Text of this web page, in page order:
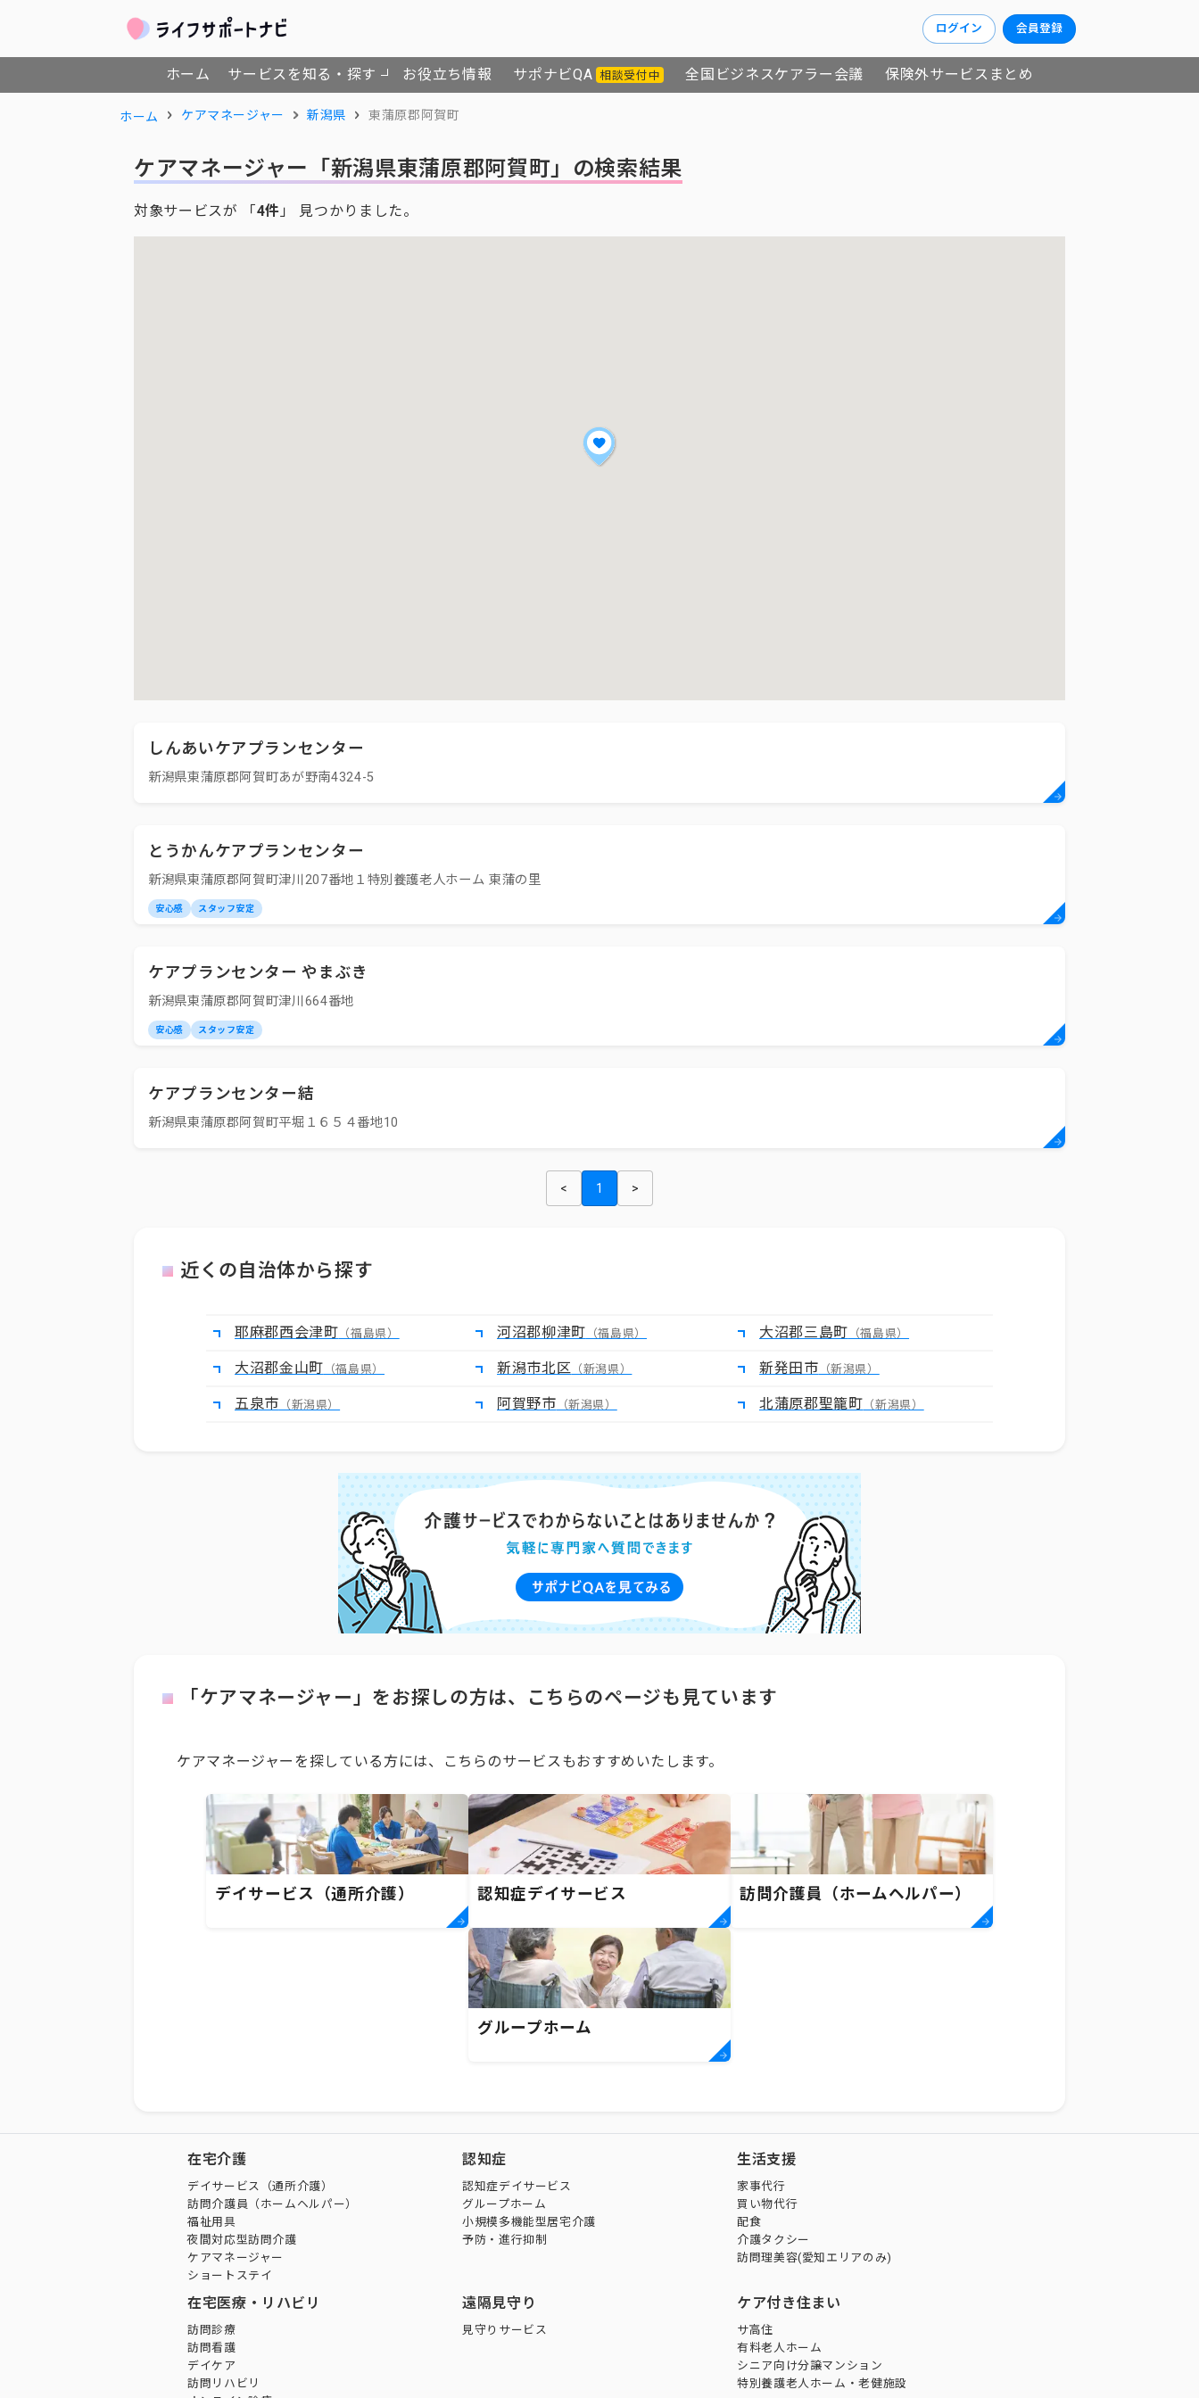
ログイン 会員登録
ホーム サービスを知る・探す お役立ち情報 サポナビQA 相談受付中 全国ビジネスケアラー会議 保険外サービスまとめ
ホーム ケアマネージャー 新潟県 東蒲原郡阿賀町
ケアマネージャー 「新潟県東蒲原郡阿賀町」の検索結果
対象サービスが 「4件 」 見つかりました。
しんあいケアプランセンター
新潟県東蒲原郡阿賀町あが野南4324-5
とうかんケアプランセンター
新潟県東蒲原郡阿賀町津川207番地１特別養護老人ホーム 東蒲の里
安心感 スタッフ安定
ケアプランセンター やまぶき
新潟県東蒲原郡阿賀町津川664番地
安心感 スタッフ安定
ケアプランセンター結
新潟県東蒲原郡阿賀町平堀１６５４番地10
< 1 >
近くの自治体から探す
耶麻郡西会津町 （福島県） 河沼郡柳津町 （福島県） 大沼郡三島町 （福島県）
大沼郡金山町 （福島県） 新潟市北区 （新潟県） 新発田市 （新潟県）
五泉市 （新潟県） 阿賀野市 （新潟県） 北蒲原郡聖籠町 （新潟県）
「ケアマネージャー」をお探しの方は、こちらのページも見ています
ケアマネージャーを探している方には、こちらのサービスもおすすめいたします。
デイサービス（通所介護） 認知症デイサービス 訪問介護員（ホームヘルパー）
グループホーム
在宅介護
デイサービス（通所介護）
訪問介護員（ホームヘルパー）
福祉用具
夜間対応型訪問介護
ケアマネージャー
ショートステイ
認知症
認知症デイサービス
グループホーム
小規模多機能型居宅介護
予防・進行抑制
生活支援
家事代行
買い物代行
配食
介護タクシー
訪問理美容(愛知エリアのみ)
在宅医療・リハビリ
訪問診療
訪問看護
デイケア
訪問リハビリ
遠隔見守り
見守りサービス
ケア付き住まい
サ高住
有料老人ホーム
シニア向け分譲マンション
特別養護老人ホーム・老健施設